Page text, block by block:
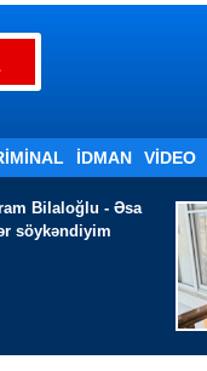
İDMAN VIDEO
-Ələddin